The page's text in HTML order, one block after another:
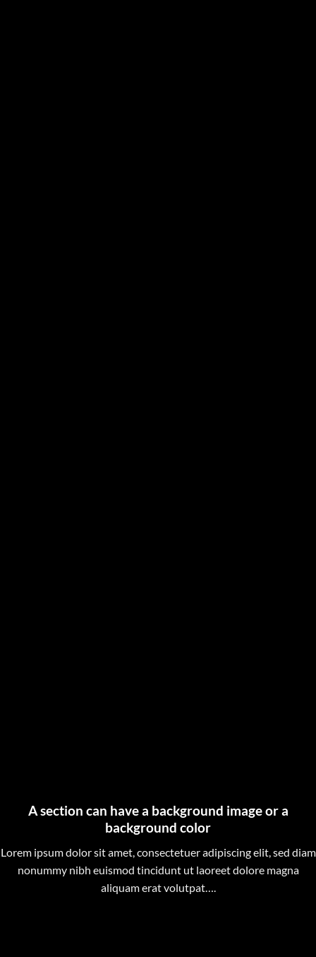
A section can have a background image or a
background color
Lorem ipsum dolor sit amet, consectetuer adipiscing elit, sed diam
nonummy nibh euismod tincidunt ut laoreet dolore magna
aliquam erat volutpat….